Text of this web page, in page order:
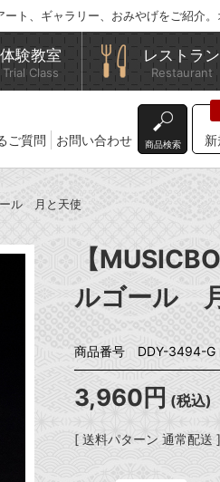
ト、ギャラリー、おみやげをご紹介。
体験教室
Trial Class
レストラン
Restaurant
ご質問 お問い合わせ 商品検索
ール 月と天使
【
ルゴール
商品番号 DDY-3494-G
3,960円 (税込)
[ 送料パターン 通常配送 ]